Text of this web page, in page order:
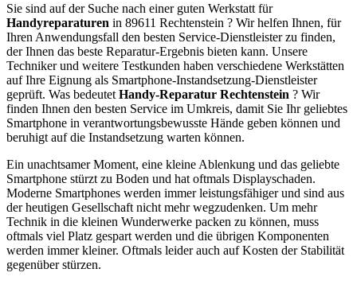
Sie sind auf der Suche nach einer guten Werkstatt für
Handyreparaturen in 89611 Rechtenstein ? Wir helfen Ihnen, für
Ihren Anwendungsfall den besten Service-Dienstleister zu finden,
der Ihnen das beste Reparatur-Ergebnis bieten kann. Unsere
Techniker und weitere Testkunden haben verschiedene Werkstätten
auf Ihre Eignung als Smartphone-Instandsetzung-Dienstleister
geprüft. Was bedeutet Handy-Reparatur Rechtenstein ? Wir
finden Ihnen den besten Service im Umkreis, damit Sie Ihr geliebtes
Smartphone in verantwortungsbewusste Hände geben können und
beruhigt auf die Instandsetzung warten können.
Ein unachtsamer Moment, eine kleine Ablenkung und das geliebte
Smartphone stürzt zu Boden und hat oftmals Displayschaden.
Moderne Smartphones werden immer leistungsfähiger und sind aus
der heutigen Gesellschaft nicht mehr wegzudenken. Um mehr
Technik in die kleinen Wunderwerke packen zu können, muss
oftmals viel Platz gespart werden und die übrigen Komponenten
werden immer kleiner. Oftmals leider auch auf Kosten der Stabilität
gegenüber stürzen.